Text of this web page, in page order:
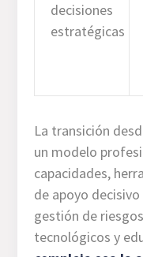
decisiones
estratégicas
La transición
un modelo
capacidades,
de apoyo
gestión de
tecnológicos y